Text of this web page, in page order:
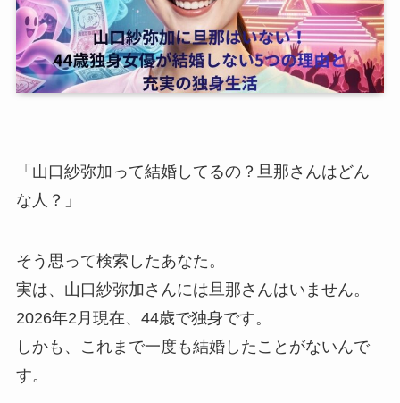
「山口紗弥加って結婚してるの？旦那さんはどん
な人？」
そう思って検索したあなた。
実は、山口紗弥加さんには旦那さんはいません。
2026年2月現在、44歳で独身です。
しかも、これまで一度も結婚したことがないんで
す。